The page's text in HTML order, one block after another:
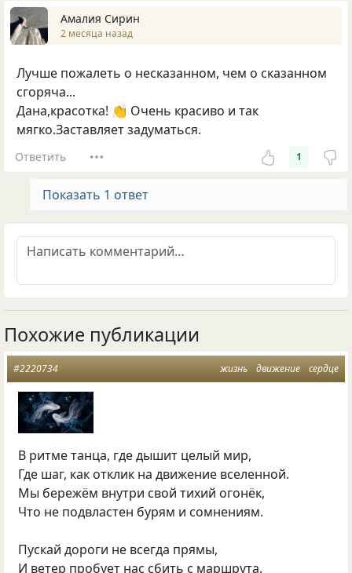
Амалия Сирин
2 месяца назад
Лучше пожалеть о несказанном, чем о сказанном
сгоряча...
Дана,красотка! 👏 Очень красиво и так
мягко.Заставляет задуматься.
Ответить 1
Показать 1 ответ
Похожие публикации
жизнь движение сердце
#2220734
В ритме танца, где дышит целый мир,
Где шаг, как отклик на движение вселенной.
Мы бережём внутри свой тихий огонёк,
Что не подвластен бурям и сомнениям.
Пускай дороги не всегда прямы,
И ветер пробует нас сбить с маршрута.